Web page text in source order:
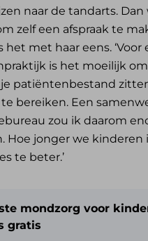
naar de tandarts.
zelf een afspraak te
het met haar eens. ‘Voor
is het moeilijk
patiëntenbestand
bereiken. Een
zou ik daarom
Hoe jonger we kinderen
te beter.’
mondzorg voor
gratis